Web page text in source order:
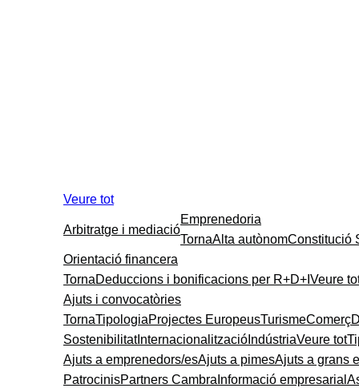
Veure tot
Arbitratge i mediació
Emprenedoria
TornaAlta autònomConstitució
Orientació financera
TornaDeduccions i bonificacions per R+D+I Veure
Ajuts i convocatòries
TornaTipologiaProjectes EuropeusTurismeComerç
SostenibilitatInternacionalització IndústriaVeure tot
Ajuts a emprenedors/esAjuts a pimesAjuts a grans
PatrocinisPartners Cambra Informació empresarial